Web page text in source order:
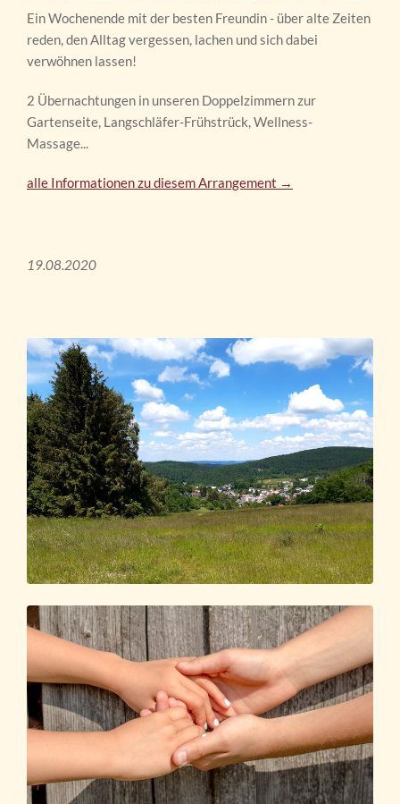
Ein Wochenende mit der besten Freundin - über alte Zeiten
reden, den Alltag vergessen, lachen und sich dabei
verwöhnen lassen!
2 Übernachtungen in unseren Doppelzimmern zur
Gartenseite, Langschläfer-Frühstrück, Wellness-
Massage...
alle Informationen zu diesem Arrangement →
19.08.2020